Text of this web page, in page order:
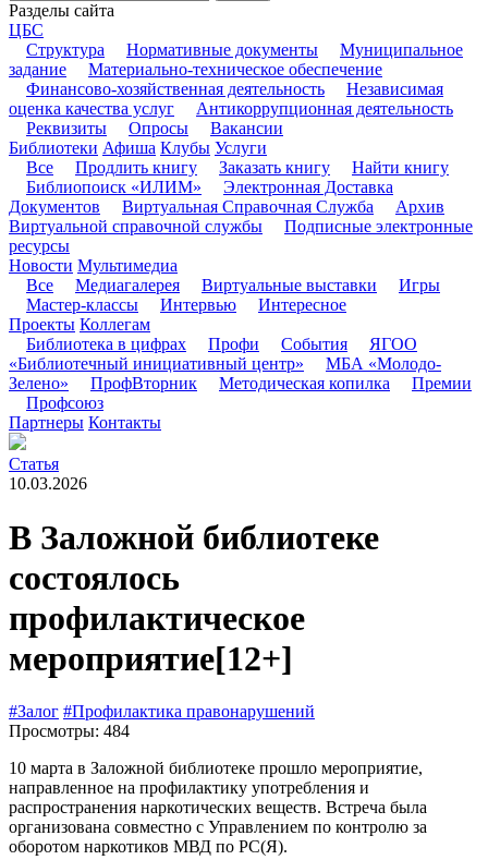
Разделы сайта
ЦБС
Структура
Нормативные документы
Муниципальное
задание
Материально-техническое обеспечение
Финансово-хозяйственная деятельность
Независимая
оценка качества услуг
Антикоррупционная деятельность
Реквизиты
Опросы
Вакансии
Библиотеки Афиша Клубы Услуги
Все
Продлить книгу Заказать книгу
Найти книгу
Библиопоиск «ИЛИМ»
Электронная Доставка
Документов
Виртуальная Справочная Служба
Архив
Виртуальной справочной службы
Подписные электронные
ресурсы
Новости Мультимедиа
Все
Медиагалерея Виртуальные выставки
Игры
Мастер-классы
Интервью
Интересное
Проекты Коллегам
Библиотека в цифрах
Профи События
ЯГОО
«Библиотечный инициативный центр»
МБА «Молодо-
Зелено»
ПрофВторник Методическая копилка
Премии
Профсоюз
Партнеры Контакты
Статья
10.03.2026
В Заложной библиотеке
состоялось
профилактическое
мероприятие[12+]
#Залог #Профилактика правонарушений
Просмотры: 484
10 марта в Заложной библиотеке прошло мероприятие,
направленное на профилактику употребления и
распространения наркотических веществ. Встреча была
организована совместно с Управлением по контролю за
оборотом наркотиков МВД по РС(Я).